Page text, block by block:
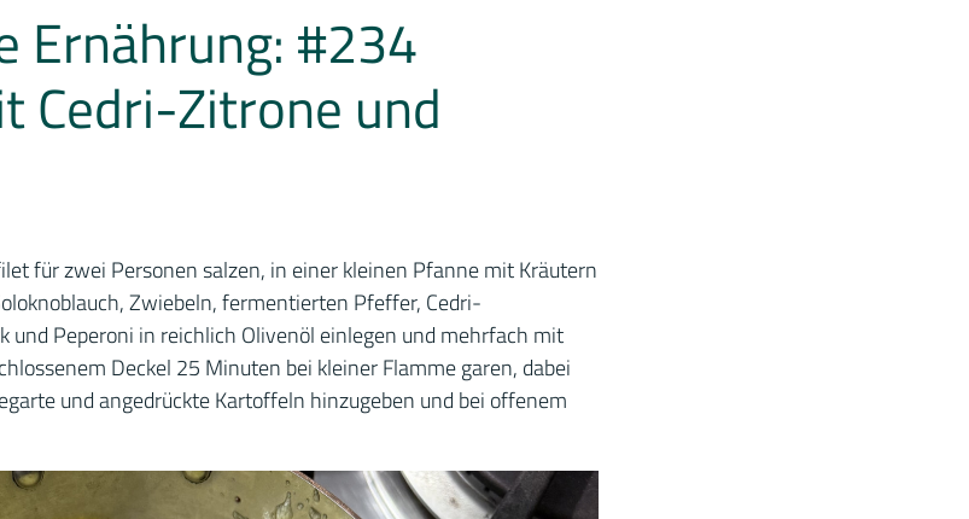
Ernährung: #234
Cedri-Zitrone und
für zwei Personen salzen, in einer kleinen Pfanne mit Kräutern
Zwiebeln, fermentierten Pfeffer, Cedri-
und Peperoni in reichlich Olivenöl einlegen und mehrfach mit
Deckel 25 Minuten bei kleiner Flamme garen, dabei
und angedrückte Kartoffeln hinzugeben und bei offenem